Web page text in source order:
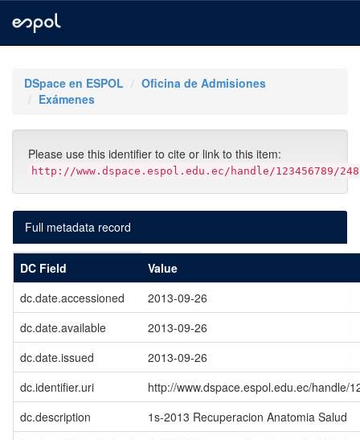
navigationDSpace en ESPOL
Oficina de Admisiones
Exámenes
Please use this identifier to cite or link to this item:
http://www.dspace.espol.edu.ec/handle/123456789/
Full metadata record
DC Field
Value
dc.date.accessioned
2013-09-26
dc.date.available
2013-09-26
dc.date.issued
2013-09-26
dc.identifier.uri
http://www.dspace.espol.edu.ec/handle/
dc.description
1s-2013 Recuperacion Anatomia Salud